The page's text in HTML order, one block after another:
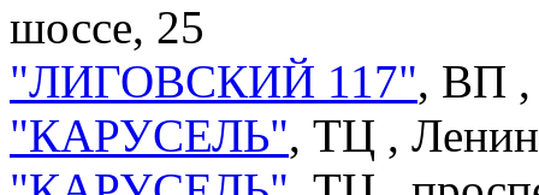
шоссе, 25
"ЛИГОВСКИЙ 117", ВП
"КАРУСЕЛЬ", ТЦ ,